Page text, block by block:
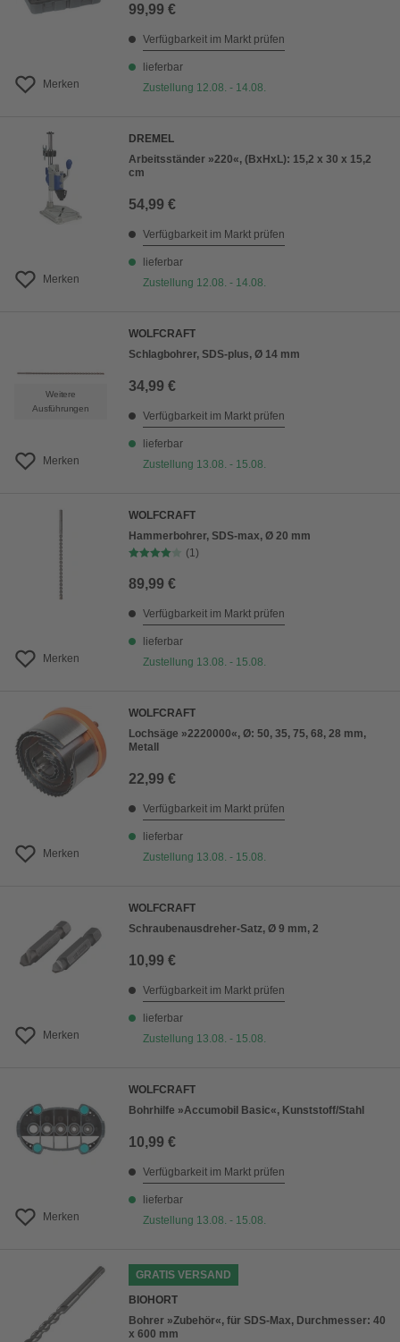
Merken
99,99 €
Verfügbarkeit im Markt prüfen
lieferbar
Zustellung 12.08. - 14.08.
Merken
DREMEL
Arbeitsständer »220«, (BxHxL): 15,2 x 30 x 15,2
cm
54,99 €
Verfügbarkeit im Markt prüfen
lieferbar
Zustellung 12.08. - 14.08.
Weitere
Ausführungen
Merken
WOLFCRAFT
Schlagbohrer, SDS-plus, Ø 14 mm
34,99 €
Verfügbarkeit im Markt prüfen
lieferbar
Zustellung 13.08. - 15.08.
Merken
WOLFCRAFT
Hammerbohrer, SDS-max, Ø 20 mm
(1)
89,99 €
Verfügbarkeit im Markt prüfen
lieferbar
Zustellung 13.08. - 15.08.
Merken
WOLFCRAFT
Lochsäge »2220000«, Ø: 50, 35, 75, 68, 28 mm,
Metall
22,99 €
Verfügbarkeit im Markt prüfen
lieferbar
Zustellung 13.08. - 15.08.
Merken
WOLFCRAFT
Schraubenausdreher-Satz, Ø 9 mm, 2
10,99 €
Verfügbarkeit im Markt prüfen
lieferbar
Zustellung 13.08. - 15.08.
Merken
WOLFCRAFT
Bohrhilfe »Accumobil Basic«, Kunststoff/Stahl
10,99 €
Verfügbarkeit im Markt prüfen
lieferbar
Zustellung 13.08. - 15.08.
GRATIS VERSAND
BIOHORT
Bohrer »Zubehör«, für SDS-Max, Durchmesser: 40
x 600 mm